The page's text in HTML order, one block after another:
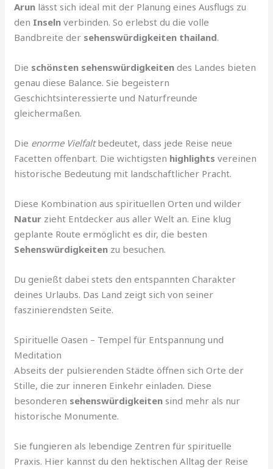
Arun lässt sich ideal mit der Planung eines Ausflugs zu
den Inseln verbinden. So erlebst du die volle
Bandbreite der sehenswürdigkeiten thailand.
Die schönsten sehenswürdigkeiten des Landes bieten
genau diese Balance. Sie begeistern
Geschichtsinteressierte und Naturfreunde
gleichermaßen.
Die enorme Vielfaltbedeutet, dass jede Reise neue
Facetten offenbart. Die wichtigsten highlights vereinen
historische Bedeutung mit landschaftlicher Pracht.
Diese Kombination aus spirituellen Orten und wilder
Natur zieht Entdecker aus aller Welt an. Eine klug
geplante Route ermöglicht es dir, die besten
Sehenswürdigkeiten zu besuchen.
Du genießt dabei stets den entspannten Charakter
deines Urlaubs. Das Land zeigt sich von seiner
faszinierendsten Seite.
Spirituelle Oasen – Tempel für Entspannung und
Meditation
Abseits der pulsierenden Städte öffnen sich Orte der
Stille, die zur inneren Einkehr einladen. Diese
besonderen sehenswürdigkeiten sind mehr als nur
historische Monumente.
Sie fungieren als lebendige Zentren für spirituelle
Praxis. Hier kannst du den hektischen Alltag der Reise